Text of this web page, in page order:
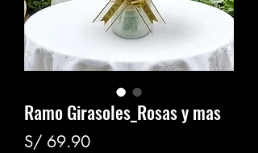
Ramo Girasoles_Rosas y mas
S/ 69.90Precio